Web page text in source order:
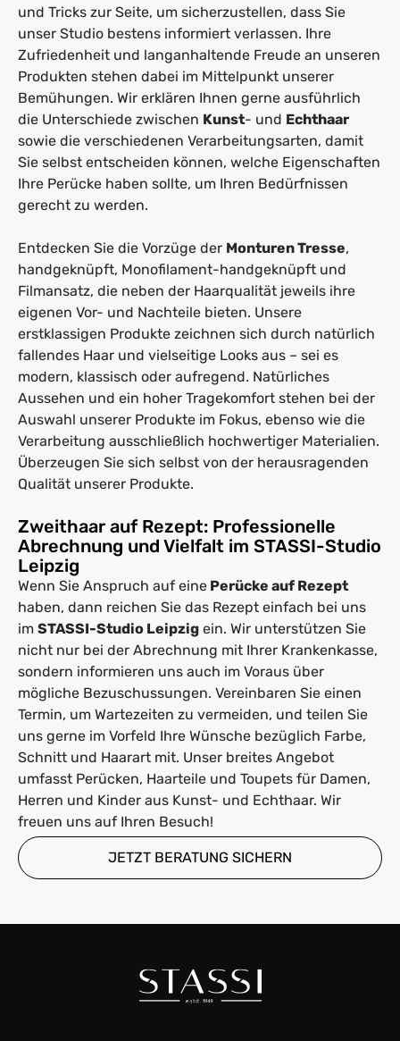
und Tricks zur Seite, um sicherzustellen, dass Sie
unser Studio bestens informiert verlassen. Ihre
Zufriedenheit und langanhaltende Freude an unseren
Produkten stehen dabei im Mittelpunkt unserer
Bemühungen. Wir erklären Ihnen gerne ausführlich
die Unterschiede zwischen Kunst- und Echthaar
sowie die verschiedenen Verarbeitungsarten, damit
Sie selbst entscheiden können, welche Eigenschaften
Ihre Perücke haben sollte, um Ihren Bedürfnissen
gerecht zu werden.
Entdecken Sie die Vorzüge der Monturen Tresse,
handgeknüpft, Monofilament-handgeknüpft und
Filmansatz, die neben der Haarqualität jeweils ihre
eigenen Vor- und Nachteile bieten. Unsere
erstklassigen Produkte zeichnen sich durch natürlich
fallendes Haar und vielseitige Looks aus – sei es
modern, klassisch oder aufregend. Natürliches
Aussehen und ein hoher Tragekomfort stehen bei der
Auswahl unserer Produkte im Fokus, ebenso wie die
Verarbeitung ausschließlich hochwertiger Materialien.
Überzeugen Sie sich selbst von der herausragenden
Qualität unserer Produkte.
Zweithaar auf Rezept: Professionelle
Abrechnung und Vielfalt im STASSI-Studio
Leipzig
Wenn Sie Anspruch auf eine Perücke auf Rezept
haben, dann reichen Sie das Rezept einfach bei uns
im STASSI-Studio Leipzig ein. Wir unterstützen Sie
nicht nur bei der Abrechnung mit Ihrer Krankenkasse,
sondern informieren uns auch im Voraus über
mögliche Bezuschussungen. Vereinbaren Sie einen
Termin, um Wartezeiten zu vermeiden, und teilen Sie
uns gerne im Vorfeld Ihre Wünsche bezüglich Farbe,
Schnitt und Haarart mit. Unser breites Angebot
umfasst Perücken, Haarteile und Toupets für Damen,
Herren und Kinder aus Kunst- und Echthaar. Wir
freuen uns auf Ihren Besuch!
JETZT BERATUNG SICHERN